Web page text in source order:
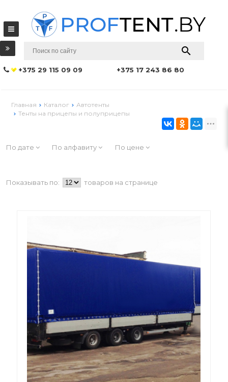
+375 29 115 09 09 +375 17 243 86 80
Главная Каталог
Автотенты
Тенты на прицепы и полуприцепы
По дате По алфавиту По цене
Показывать по: товаров на странице